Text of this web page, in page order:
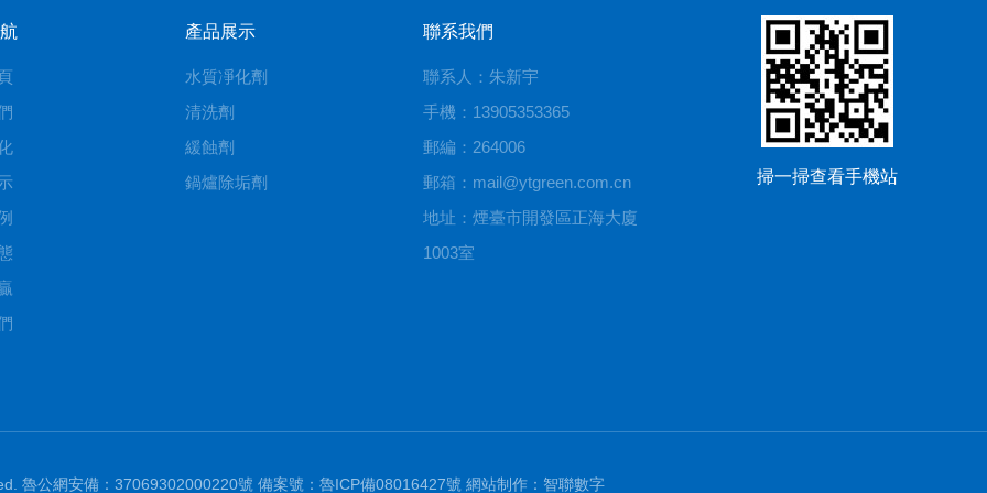
產品展示
水質凈化劑
清洗劑
緩蝕劑
鍋爐除垢劑
聯系我們
聯系人：朱新宇
手機：13905353365
郵編：264006
郵箱：mail@ytgreen.com.cn
地址：煙臺市開發區正海大廈
1003室
掃一掃查看手機站
魯公網安備：37069302000220號 備案號：魯ICP備08016427號 網站制作： 智聯數字